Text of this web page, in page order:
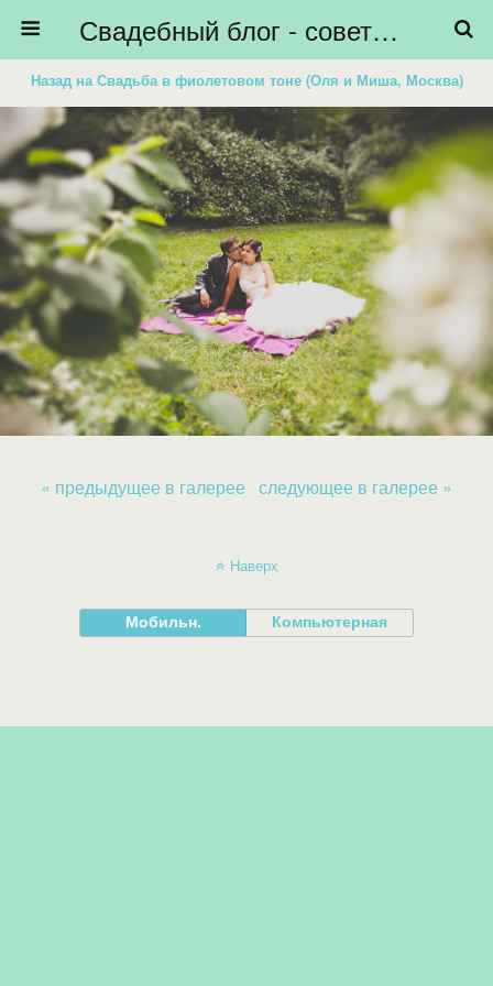
Свадебный блог - советы невестам, подготовка к свадьбе - HiBride
Назад на Свадьба в фиолетовом тоне (Оля и Миша, Москва)
« предыдущее в галерее следующее в галерее »
Наверх
Мобильн. Компьютерная